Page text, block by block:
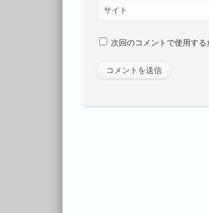
サイト
次回のコメントで使用す